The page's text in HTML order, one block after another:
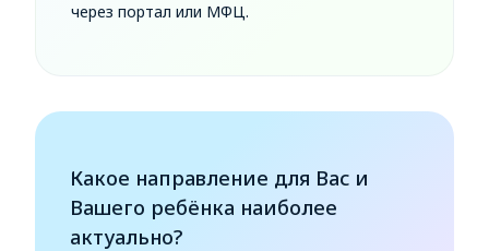
через портал или МФЦ.
Какое направление для Вас и
Вашего ребёнка наиболее
актуально?